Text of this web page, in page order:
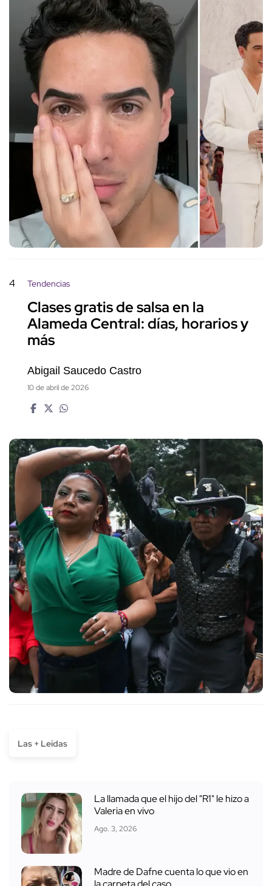
4 Tendencias
Clases gratis de salsa en la
Alameda Central: días, horarios y
más
Abigail Saucedo Castro
10 de abril de 2026
Las + Leídas
La llamada que el hijo del "R1" le hizo a
Valeria en vivo
Ago. 3, 2026
Madre de Dafne cuenta lo que vio en